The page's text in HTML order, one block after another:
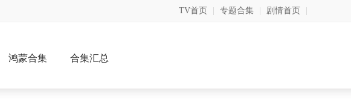
TV首页 专题合集 剧情首页
鸿蒙合集 合集汇总